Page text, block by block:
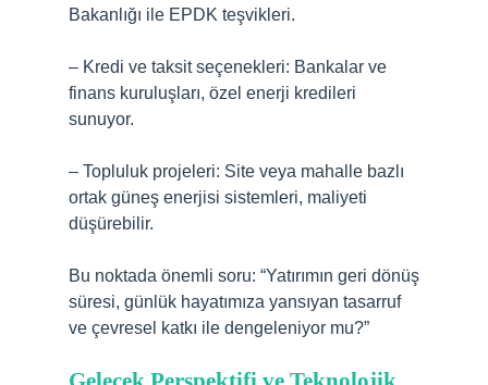
Bakanlığı ile EPDK teşvikleri.
– Kredi ve taksit seçenekleri: Bankalar ve
finans kuruluşları, özel enerji kredileri
sunuyor.
– Topluluk projeleri: Site veya mahalle bazlı
ortak güneş enerjisi sistemleri, maliyeti
düşürebilir.
Bu noktada önemli soru: “Yatırımın geri dönüş
süresi, günlük hayatımıza yansıyan tasarruf
ve çevresel katkı ile dengeleniyor mu?”